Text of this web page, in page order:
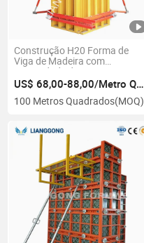
Construção H20 Forma de
Viga de Madeira com
Capacidade de Carga
Confiável
US$ 68,00-88,00/Metro Quadrado
100 Metros Quadrados(MOQ)